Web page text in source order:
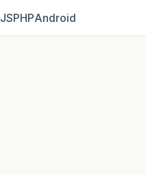
JSPHPAndroid